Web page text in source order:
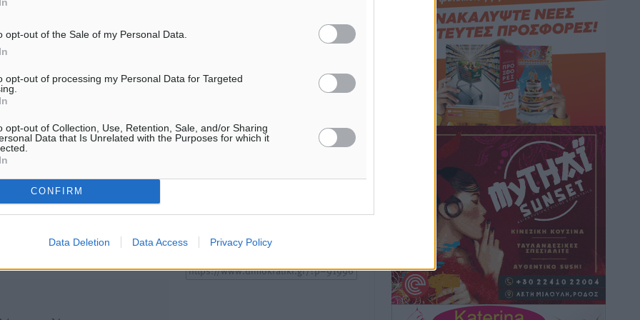
opt-out of the Sale of my Personal Data.
opt-out of processing my Personal Data for Targeted
opt-out of Collection, Use, Retention, Sale, and/or Sharing
Data that Is Unrelated with the Purposes for which it
CONFIRM
Data Deletion Data Access Privacy Policy
των «ελαφιών»
(φωτορεπορτάζ)
Στίβος: Οι βαθμολογίες των
συλλόγων της Δωδεκανήσου
Η Δημοκρατική δεν υιοθετεί
όποια σχόλια θεωρούμε
Χρήστες που δεν τηρούν
Για την μερική αναπαραγωγή της
είναι απαραίτητη η χρήση του
συνδέσμου παραπομπής προς το
άρθρο της Δημοκρατικής.
Στίβος: Οι βαθμολογίες των συλλόγων
της Δωδεκανήσου
πριν 3 ώρες
Νέες ταυτότητες: Ποιοι πρέπει να τις
αλλάξουν άμεσα και ποιοι όχι
πριν 3 ώρες
Στον Ιπποκράτη η Μαρία Βλάχου
Αθλητικά πριν 3 ώρες
Οικονομική ενίσχυση για συντήρηση
στο κλειστό της Καρπάθου
Αθλητικά• πριν 3 ώρες
Στάθης Αντωνάς: Ένα βήμα πριν από